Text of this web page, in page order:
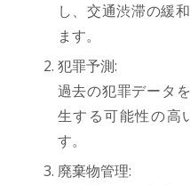
し、交通渋滞の緩
ます。
犯罪予測:
過去の犯罪データ
生する可能性の高
す。
廃棄物管理: